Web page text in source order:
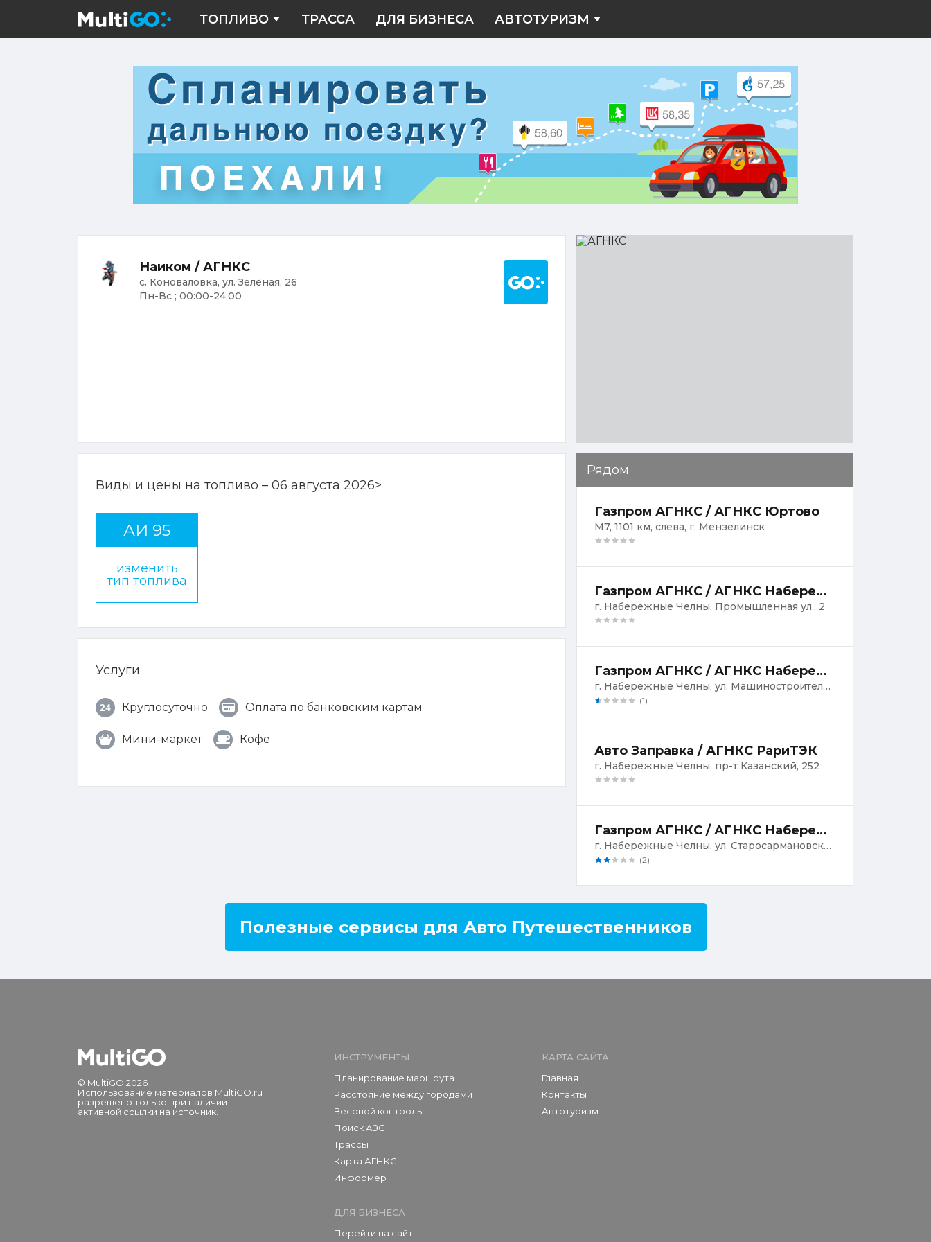
ТОПЛИВО ТРАССА ДЛЯ БИЗНЕСА АВТОТУРИЗМ
Наиком / АГНКС
с. Коноваловка, ул. Зелёная, 26
Пн-Вс ; 00:00-24:00
Построить маршрут на Yandex.
АГНКС
Виды и цены на топливо – 06 августа 2026>
АИ 95
изменить
тип топлива
Услуги
Круглосуточно Оплата по банковским картам
Мини-маркет Кофе
Рядом
Газпром АГНКС / АГНКС Юртово
М7, 1101 км, слева, г. Мензелинск
Газпром АГНКС / АГНКС Набережные Челны-3
г. Набережные Челны, Промышленная ул., 2
Газпром АГНКС / АГНКС Набережные Челны-1
г. Набережные Челны, ул. Машиностроительная, 67
(1)
Авто Заправка / АГНКС РариТЭК
г. Набережные Челны, пр-т Казанский, 252
Газпром АГНКС / АГНКС Набережные Челны-2
г. Набережные Челны, ул. Старосармановская, 2
(2)
Полезные сервисы для Авто Путешественников
© MultiGO 2026
Использование материалов MultiGO.ru
разрешено только при наличии
активной ссылки на источник.
ИНСТРУМЕНТЫ
Планирование маршрута
Расстояние между городами
Весовой контроль
Поиск АЗС
Трассы
Карта АГНКС
Информер
ДЛЯ БИЗНЕСА
Перейти на сайт
КАРТА САЙТА
Главная
Контакты
Автотуризм